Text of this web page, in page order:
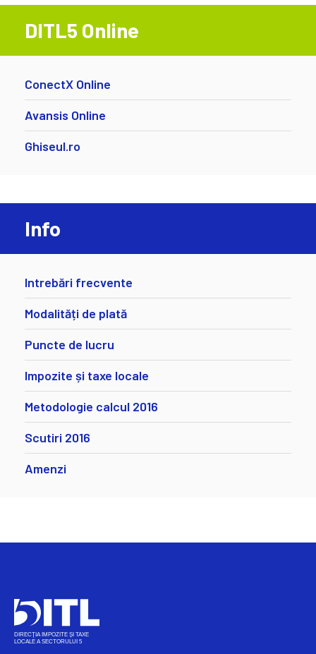
DITL5 Online
ConectX Online
Avansis Online
Ghiseul.ro
Info
Intrebări frecvente
Modalități de plată
Puncte de lucru
Impozite și taxe locale
Metodologie calcul 2016
Scutiri 2016
Amenzi